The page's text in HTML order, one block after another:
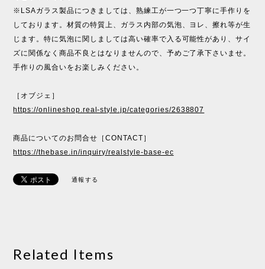
※LSAガラス製品につきましては、熟練工が一つ一つ丁寧に手作りを
しております。材質の特質上、ガラス内部の気泡、ヨレ、擦れ等が生
じます。特に気泡に関しましては高い確率で入る可能性があり、サイ
ズに関係なく商品不良とはなりませんので、予めご了承下さいませ。
手作りの風合いをお楽しみください。
［オブジェ］
https://onlineshop.real-style.jp/categories/2638807
商品についてのお問合せ［CONTACT］
https://thebase.in/inquiry/realstyle-base-ec
通報する
Related Items